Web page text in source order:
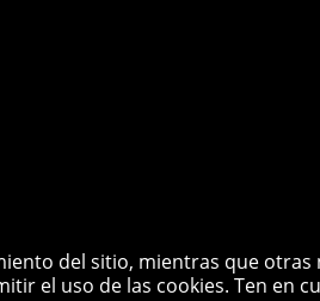
del sitio, mientras que
el uso de las cookies. Ten en